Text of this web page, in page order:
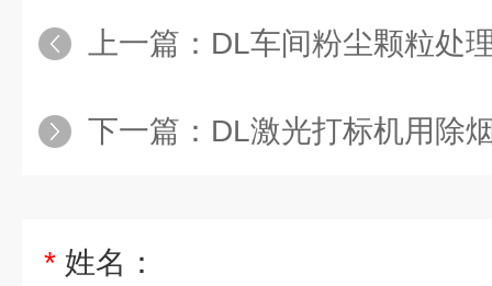
上一篇： DL车间粉尘颗粒处
下一篇： DL激光打标机用除
* 姓名：